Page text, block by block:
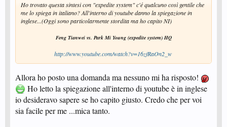
Ho trovato questa sintesi con "expedite system" c'é qualcuno così gentile che
me lo spiega in italiano? All'interno di youtube danno la spiegazione in
inglese...(Oggi sono particolarmente stordita ma ho capito NI)
Feng Tianwei vs. Park Mi Young (expedite system) HQ
http://www.youtube.com/watch?v=16zfRaOn2_w​
Allora ho posto una domanda ma nessuno mi ha risposto!
Ho letto la spiegazione all'interno di youtube è in inglese
io desideravo sapere se ho capito giusto. Credo che per voi
sia facile per me ...mica tanto.